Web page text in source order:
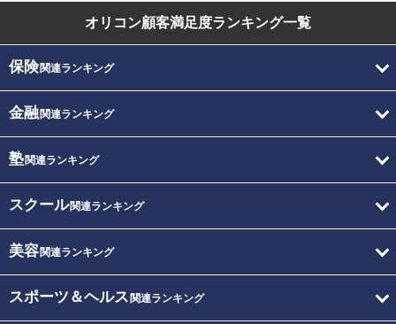
オリコン顧客満足度ランキング一覧
保険関連ランキング
金融関連ランキング
塾関連ランキング
スクール関連ランキング
美容関連ランキング
スポーツ＆ヘルス 関連ランキング